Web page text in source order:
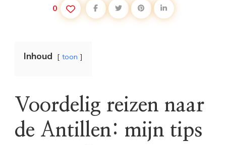
0
Inhoud toon
Voordelig reizen naar
de Antillen: mijn tips